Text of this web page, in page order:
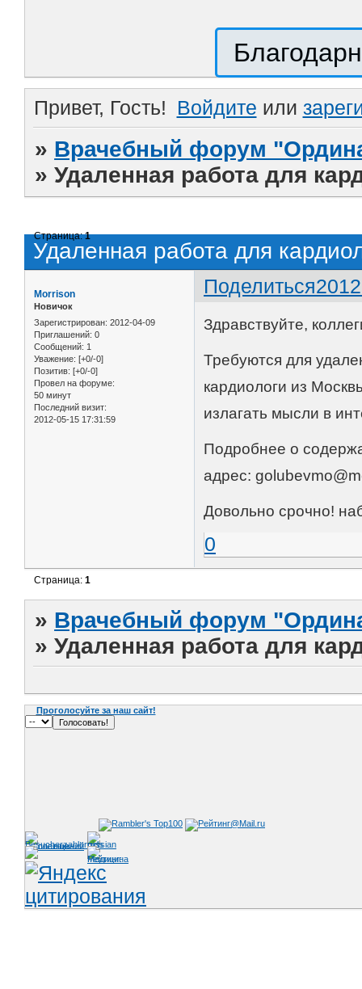
Привет, Гость! Войдите или
» Врачебный форум
»Удаленная работа для
Удаленная работа для
Страница:1
Поделиться
Morrison
Новичок
Зарегистрирован: 2012-04-09
Приглашений: 0
Сообщений: 1
Уважение: [+0/-0]
Позитив: [+0/-0]
Провел на форуме:
50 минут
Последний визит:
2012-05-15 17:31:59
Здравствуйте,
Требуются для
кардиологи из
излагать мысли в
Подробнее о
адрес:
Довольно срочно!
0
Страница:1
» Врачебный форум
»Удаленная работа для
Проголосуйте за наш сайт!